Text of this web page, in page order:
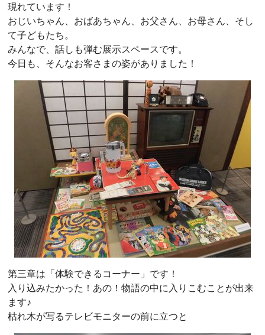
現れています！
おじいちゃん、おばあちゃん、お父さん、お母さん、そし
て子どもたち。
みんなで、話しも弾む展示スペースです。
今日も、そんなお客さまの姿がありました！
第三章は「体験できるコーナー」です！
入り込みたかった！あの！物語の中に入りこむことが出来
ます♪
枯れ木が写るテレビモニターの前に立つと